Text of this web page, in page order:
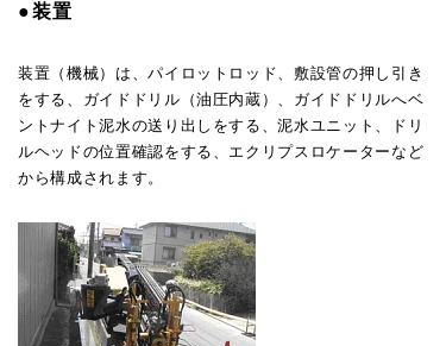
●装置
装置（機械）は、パイロットロッド、敷設管の押し引き
をする、ガイドドリル（油圧内蔵）、ガイドドリルへベ
ントナイト泥水の送り出しをする、泥水ユニット、ドリ
ルヘッドの位置確認をする、エクリプスロケーターなど
から構成されます。